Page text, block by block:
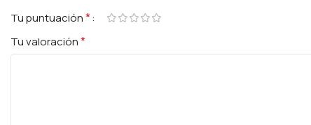
Tu puntuación*
Tu valoración*